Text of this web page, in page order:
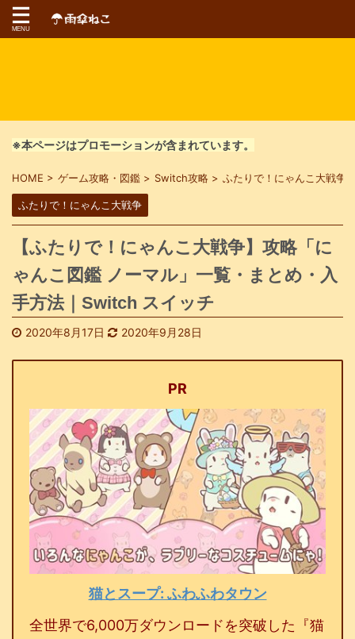
※本ページはプロモーションが含まれています。
HOME > ゲーム攻略・図鑑 > Switch攻略 > ふたりで！にゃんこ大戦争
ふたりで！にゃんこ大戦争
【ふたりで！にゃんこ大戦争】攻略「に
ゃんこ図鑑 ノーマル」一覧・まとめ・入
手方法｜Switch スイッチ
2020年8月17日 2020年9月28日
PR
猫とスープ: ふわふわタウン
全世界で6,000万ダウンロードを突破した『猫